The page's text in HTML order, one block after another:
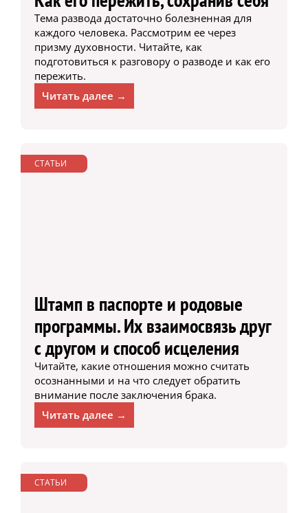
Тема развода достаточно болезненная для
каждого человека. Рассмотрим ее через
призму духовности. Читайте, как
подготовиться к разговору о разводе и как его
пережить.
Читать далее →
СТАТЬИ
Штамп в паспорте и родовые
программы. Их взаимосвязь друг
с другом и способ исцеления
Читайте, какие отношения можно считать
осознанными и на что следует обратить
внимание после заключения брака.
Читать далее →
СТАТЬИ